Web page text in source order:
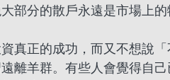
部分的散戶永遠是市場上的
真正的成功，而又不想說
離羊群。有些人會覺得自